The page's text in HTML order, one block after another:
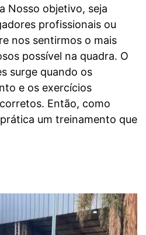
Nosso objetivo, seja
profissionais ou
nos sentirmos o mais
possível na quadra. O
surge quando os
e os exercícios
Então, como
um treinamento que